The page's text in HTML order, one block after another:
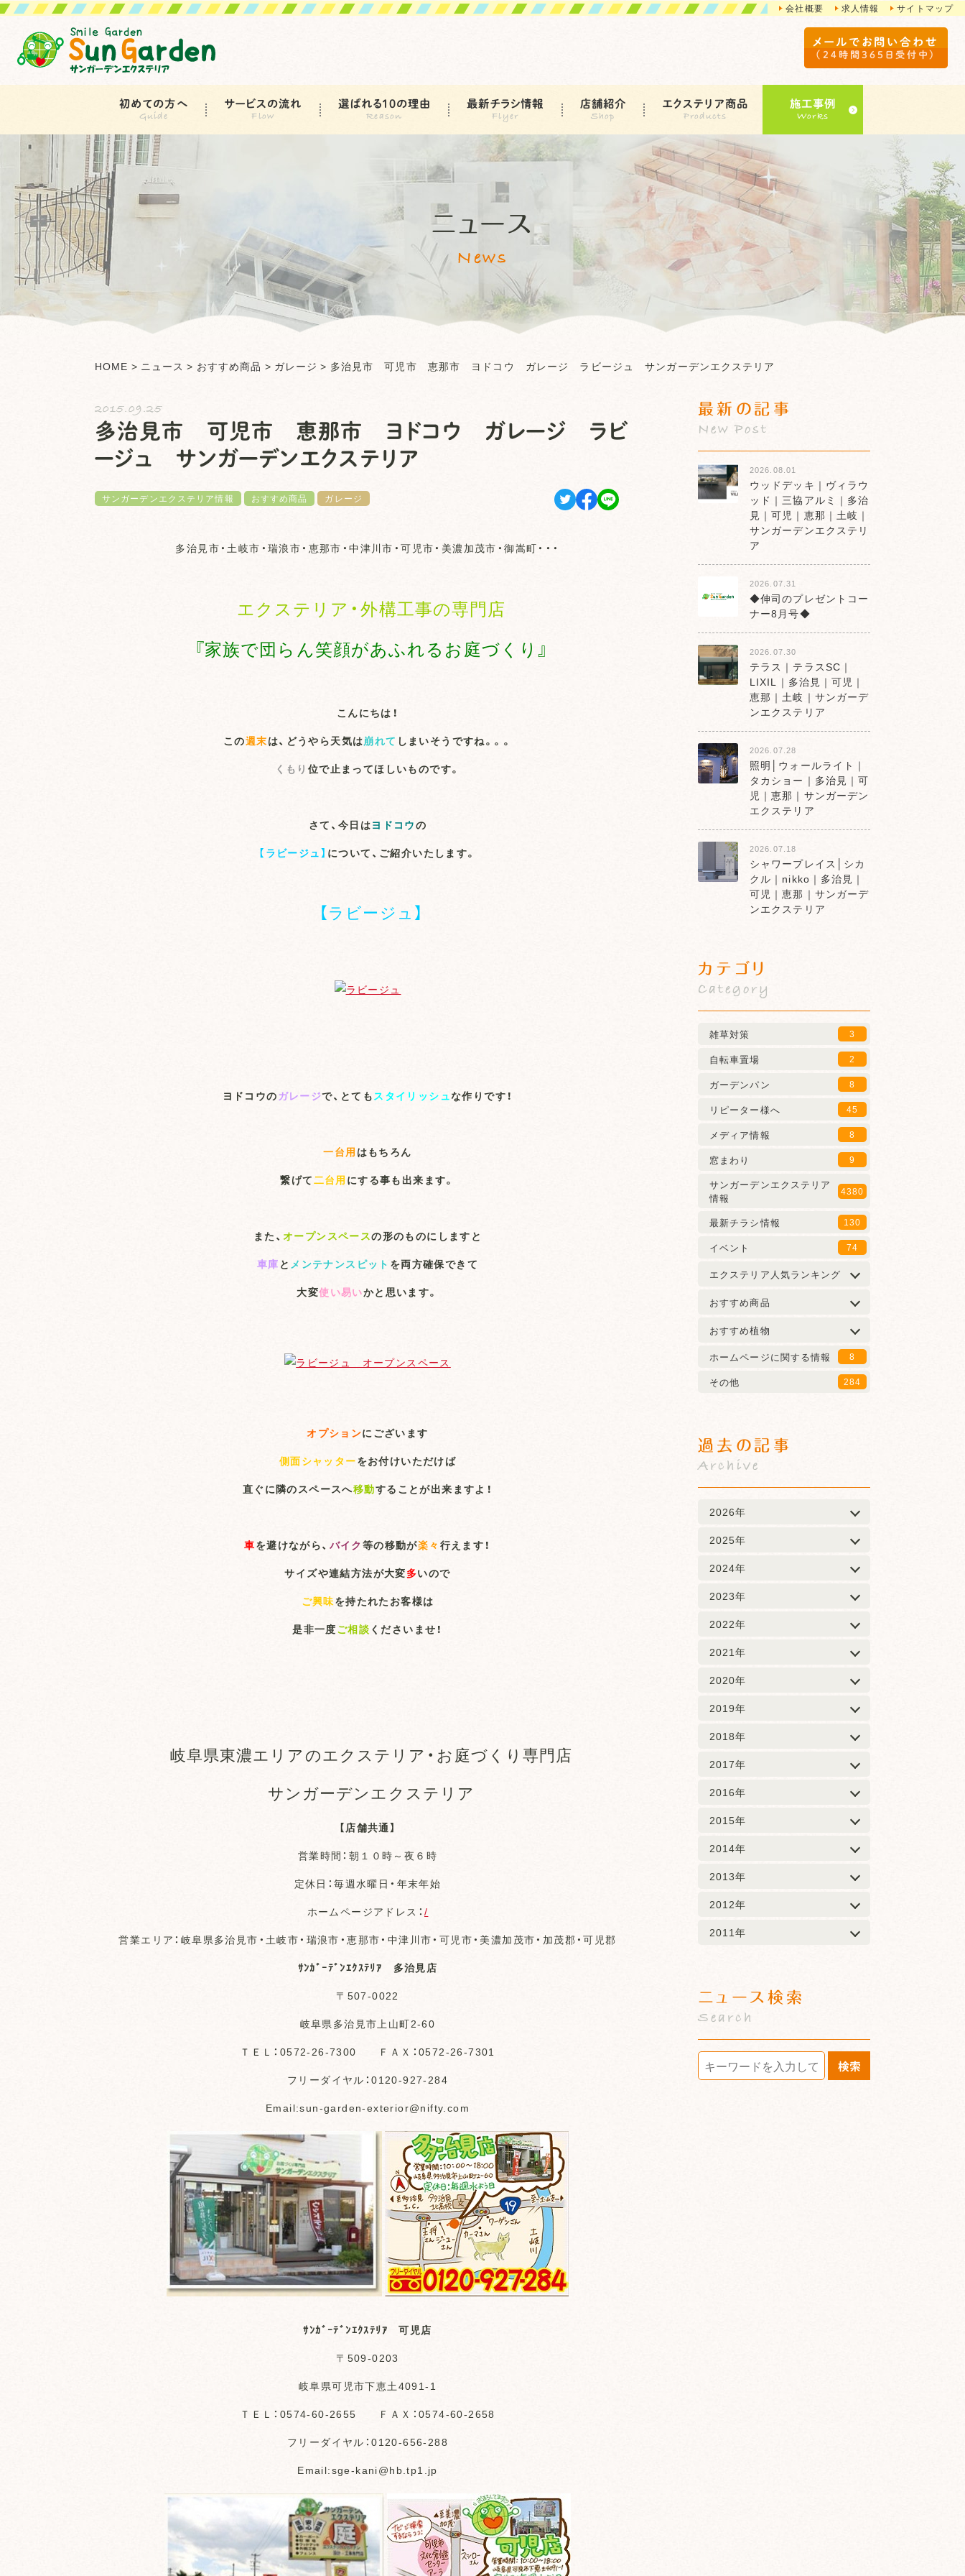
会社概要 求人情報 サイトマップ
メールでお問い合わせ
（24時間365日受付中）
初めての方へ サービスの流れ 選ばれる10の理由 最新チラシ情報 店舗紹介 エクステリア商品 施工事例
ニュース
News
HOME > ニュース > おすすめ商品 > ガレージ > 多治見市 可児市 恵那市 ヨドコウ ガレージ ラビージュ サンガーデンエクステリア
2015.09.25
多治見市 可児市 恵那市 ヨドコウ ガレージ ラビ
ージュ サンガーデンエクステリア
サンガーデンエクステリア情報 おすすめ商品 ガレージ
多治見市・土岐市・瑞浪市・恵那市・中津川市・可児市・美濃加茂市・御嵩町・・・
エクステリア・外構工事の専門店
『家族で団らん笑顔があふれるお庭づくり』
こんにちは！
この週末は、どうやら天気は崩れて しまいそうですね。。。
くもり 位で止まってほしいものです。
さて、今日はヨドコウの
【ラビージュ】 について、ご紹介いたします。
【ラビージュ】
ヨドコウのガレージで、とてもスタイリッシュな作りです！
一台用 はもちろん
繋げて二台用 にする事も出来ます。
また、 オープンスペースの形のものにしますと
車庫 と メンテナンスピット を両方確保できて
大変使い易いかと思います。
オプションにございます
側面シャッターをお付けいただけば
直ぐに隣のスペースへ移動することが出来ますよ！
車を避けながら、 バイク 等の移動が楽々 行えます！
サイズや連結方法が大変多いので
ご興味を持たれたお客様は
是非一度ご相談 くださいませ！
岐阜県東濃エリアのエクステリア・お庭づくり専門店
サンガーデンエクステリア
【店舗共通】
営業時間：朝１０時～夜６時
定休日：毎週水曜日・年末年始
ホームページアドレス： /
営業エリア：岐阜県多治見市・土岐市・瑞浪市・恵那市・中津川市・可児市・美濃加茂市・加茂郡・可児郡
ｻﾝｶﾞｰﾃﾞﾝｴｸｽﾃﾘｱ 多治見店
〒507-0022
岐阜県多治見市上山町2-60
ＴＥＬ：0572-26-7300 ＦＡＸ：0572-26-7301
フリーダイヤル：0120-927-284
Email:sun-garden-exterior@nifty.com
ｻﾝｶﾞｰﾃﾞﾝｴｸｽﾃﾘｱ 可児店
〒509-0203
岐阜県可児市下恵土4091-1
ＴＥＬ：0574-60-2655 ＦＡＸ：0574-60-2658
フリーダイヤル：0120-656-288
Email:sge-kani@hb.tp1.jp
最新の記事
New Post
2026.08.01
ウッドデッキ｜ヴィラウ
ッド｜三協アルミ｜多治
見｜可児｜恵那｜土岐｜
サンガーデンエクステリ
ア
2026.07.31
◆伸司のプレゼントコー
ナー8月号◆
2026.07.30
テラス｜テラスSC｜
LIXIL｜多治見｜可児｜
恵那｜土岐｜サンガーデ
ンエクステリア
2026.07.28
照明│ウォールライト｜
タカショー｜多治見｜可
児｜恵那｜サンガーデン
エクステリア
2026.07.18
シャワープレイス│シカ
クル｜nikko｜多治見｜
可児｜恵那｜サンガーデ
ンエクステリア
カテゴリ
Category
雑草対策 3
自転車置場 2
ガーデンパン 8
リピーター様へ 45
メディア情報 8
窓まわり 9
サンガーデンエクステリア
情報
4380
最新チラシ情報 130
イベント 74
エクステリア人気ランキング
おすすめ商品
おすすめ植物
ホームページに関する情報
8
その他 284
過去の記事
Archive
2026年
2025年
2024年
2023年
2022年
2021年
2020年
2019年
2018年
2017年
2016年
2015年
2014年
2013年
2012年
2011年
ニュース検索
Search
検索